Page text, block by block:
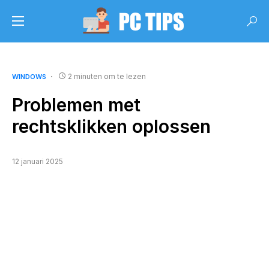
WINDOWS 2 minuten om te lezen
Problemen met
rechtsklikken oplossen
12 januari 2025